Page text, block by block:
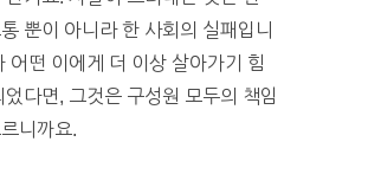
뿐이 아니라 한 사회의 실패입니
어떤 이에게 더 이상 살아가기 힘
었다면, 그것은 구성원 모두의 책임
니까요.